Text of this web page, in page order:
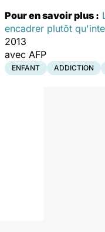
Pour en savoir plus :
encadrer plutôt
2013
avec AFP
ENFANT ADDICTION